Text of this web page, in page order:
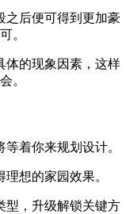
之后便可得到更加豪
。
体的现象因素，这样
。
着你来规划设计。
想的家园效果。
型，升级解锁关键方